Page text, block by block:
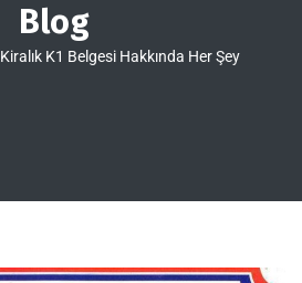
Blog
Kiralık K1 Belgesi Hakkında Her Şey